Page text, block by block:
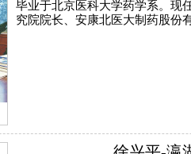
毕业于北京医科大学药学系。现
究院院长、安康北医大制药股份